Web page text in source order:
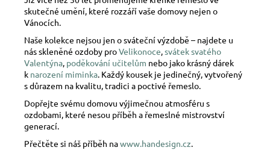
skutečné umění, které rozzáří vaše domovy nejen o
Vánocích.
Naše kolekce nejsou jen o sváteční výzdobě – najdete u
nás skleněné ozdoby proVelikonoce,svátek svatého
Valentýna, poděkování učitelům nebo jako krásný dárek
k narození miminka. Každý kousek je jedinečný, vytvořený
s důrazem na kvalitu, tradici a poctivé řemeslo.
Dopřejte svému domovu výjimečnou atmosféru s
ozdobami, které nesou příběh a řemeslné mistrovství
generací.
Přečtěte si náš příběh nawww.handesign.cz.